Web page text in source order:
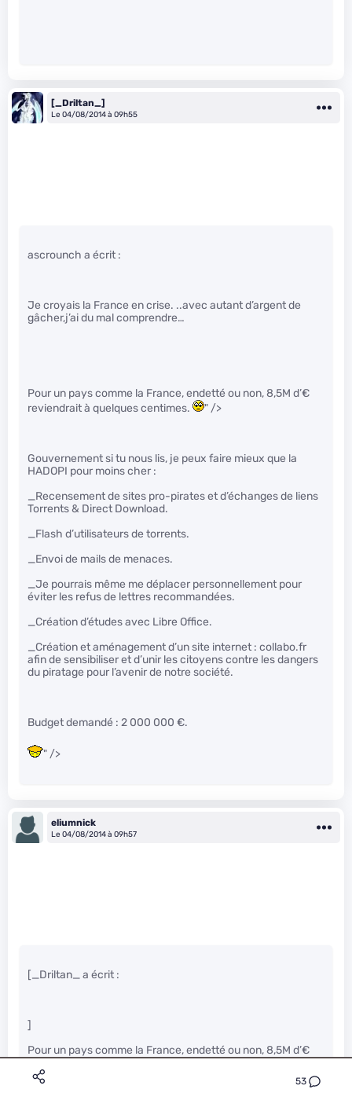
53
[_Driltan_]
Le 04/08/2014 à 09h55
ascrounch a écrit :
Je croyais la France en crise. ..avec autant d’argent de
gâcher,j’ai du mal comprendre…
Pour un pays comme la France, endetté ou non, 8,5M d’€
reviendrait à quelques centimes.
" />
Gouvernement si tu nous lis, je peux faire mieux que la
HADOPI pour moins cher :
_Recensement de sites pro-pirates et d’échanges de liens
Torrents & Direct Download.
_Flash d’utilisateurs de torrents.
_Envoi de mails de menaces.
_Je pourrais même me déplacer personnellement pour
éviter les refus de lettres recommandées.
_Création d’études avec Libre Office.
_Création et aménagement d’un site internet : collabo.fr
afin de sensibiliser et d’unir les citoyens contre les dangers
du piratage pour l’avenir de notre société.
Budget demandé : 2 000 000 €.
" />
eliumnick
Le 04/08/2014 à 09h57
[_Driltan_ a écrit :
]
Pour un pays comme la France, endetté ou non, 8,5M d’€